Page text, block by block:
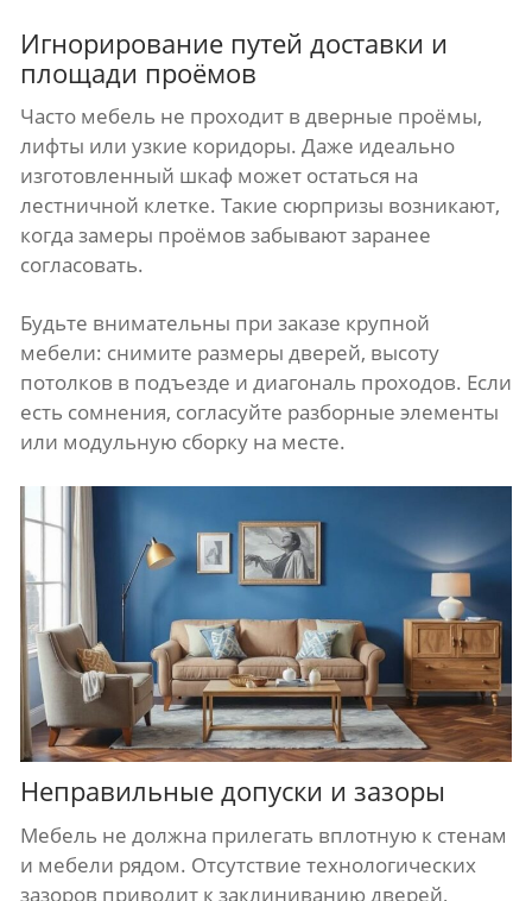
Игнорирование путей доставки и
площади проёмов
Часто мебель не проходит в дверные проёмы,
лифты или узкие коридоры. Даже идеально
изготовленный шкаф может остаться на
лестничной клетке. Такие сюрпризы возникают,
когда замеры проёмов забывают заранее
согласовать.
Будьте внимательны при заказе крупной
мебели: снимите размеры дверей, высоту
потолков в подъезде и диагональ проходов. Если
есть сомнения, согласуйте разборные элементы
или модульную сборку на месте.
Неправильные допуски и зазоры
Мебель не должна прилегать вплотную к стенам
и мебели рядом. Отсутствие технологических
зазоров приводит к заклиниванию дверей,